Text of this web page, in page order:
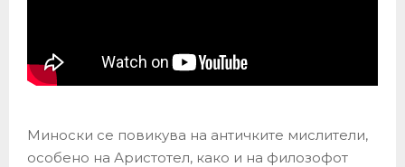
Миноски се повикува на античките мислители,
особено на Аристотел, како и на филозофот